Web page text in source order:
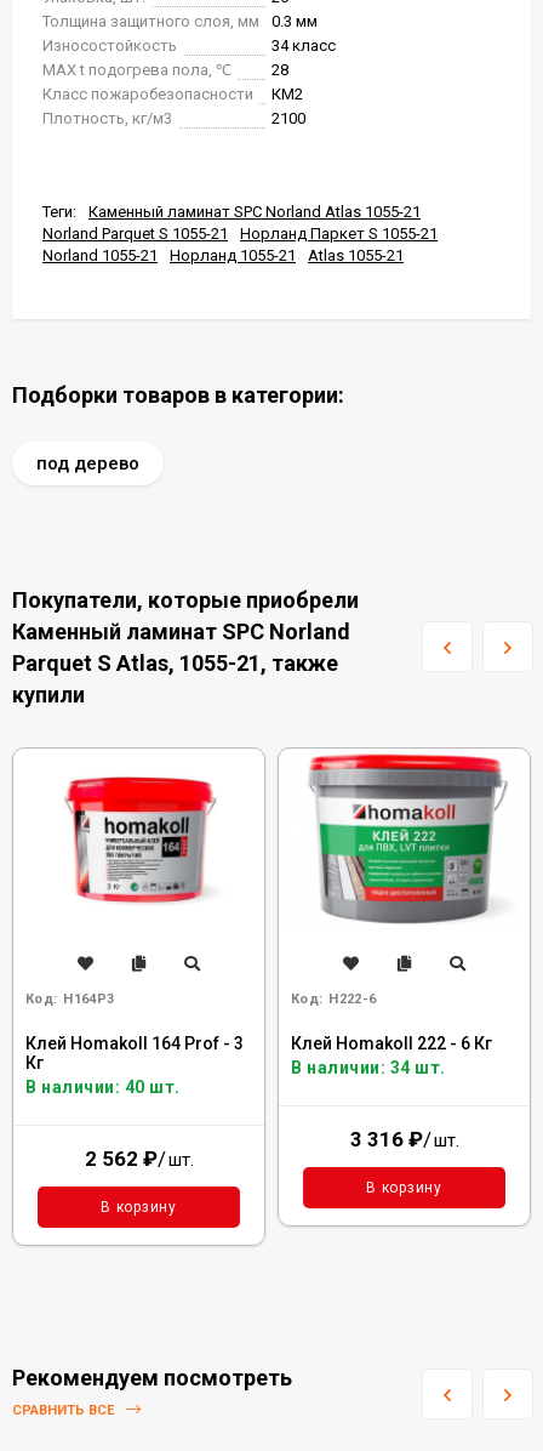
Толщина защитного слоя, мм
0.3 мм
Износостойкость
34 класс
MAX t подогрева пола, ℃
28
Класс пожаробезопасности
КМ2
Плотность, кг/м3
2100
Теги:
Каменный ламинат SPC Norland Atlas 1055-21
Norland Parquet S 1055-21
Норланд Паркет S 1055-21
Norland 1055-21
Норланд 1055-21 Atlas 1055-21
Подборки товаров в категории:
под дерево
Покупатели, которые приобрели
Каменный ламинат SPC Norland
Parquet S Atlas, 1055-21, также
купили
Код: H164P3
Клей Homakoll 164 Prof - 3
Кг
В наличии: 40 шт.
2 562 ₽/шт.
В корзину
Код: H222-6
Клей Homakoll 222 - 6 Кг
В наличии: 34 шт.
3 316 ₽/шт.
В корзину
Рекомендуем посмотреть
СРАВНИТЬ ВСЕ